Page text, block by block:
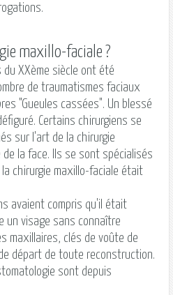
maxillo-faciale ?
du XXème siècle ont été
de traumatismes faciaux
"Gueules cassées". Un blessé
Certains chirurgiens se
sur l'art de la chirurgie
la face. Ils se sont spécialisés
chirurgie maxillo-faciale était
avaient compris qu'il était
un visage sans connaître
maxillaires, clés de voûte de
départ de toute reconstruction.
sont depuis